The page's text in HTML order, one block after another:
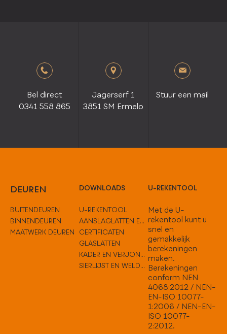
Bel direct
0341 558 865
Jagerserf 1
3851 SM Ermelo
Stuur een mail
DEUREN
BUITENDEUREN
BINNENDEUREN
MAATWERK DEUREN
DOWNLOADS
U-REKENTOOL
AANSLAGLATTEN EN TUSSENOPLOSSINGEN
CERTIFICATEN
GLASLATTEN
KADER EN VERJONGEN
SIERLIJST EN WELDORPELS
U-REKENTOOL
Met de U-
rekentool kunt u
snel en
gemakkelijk
berekeningen
maken.
Berekeningen
conform NEN
4068:2012 / NEN-
EN-ISO 10077-
1:2006 / NEN-EN-
ISO 10077-
2:2012.